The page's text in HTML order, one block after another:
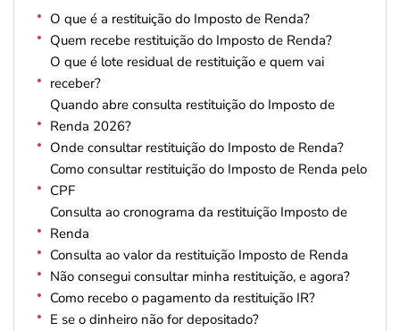
O que é a restituição do Imposto de Renda?
Quem recebe restituição do Imposto de Renda?
O que é lote residual de restituição e quem vai
receber?
Quando abre consulta restituição do Imposto de
Renda 2026?
Onde consultar restituição do Imposto de Renda?
Como consultar restituição do Imposto de Renda pelo
CPF
Consulta ao cronograma da restituição Imposto de
Renda
Consulta ao valor da restituição Imposto de Renda
Não consegui consultar minha restituição, e agora?
Como recebo o pagamento da restituição IR?
E se o dinheiro não for depositado?